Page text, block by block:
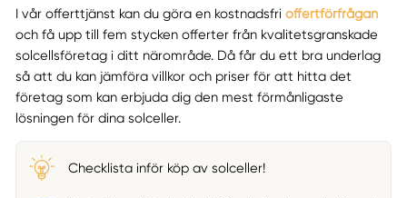
I vår offerttjänst kan du göra en kostnadsfri offertförfrågan
och få upp till fem stycken offerter från kvalitetsgranskade
solcellsföretag i ditt närområde. Då får du ett bra underlag
så att du kan jämföra villkor och priser för att hitta det
företag som kan erbjuda dig den mest förmånligaste
lösningen för dina solceller.
Checklista inför köp av solceller!